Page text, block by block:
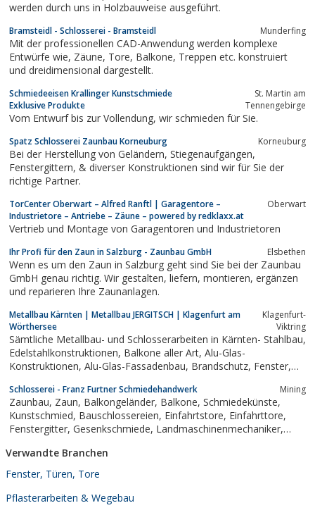
werden durch uns in Holzbauweise ausgeführt.
Bramsteidl - Schlosserei - Bramsteidl Munderfing
Mit der professionellen CAD-Anwendung werden komplexe
Entwürfe wie, Zäune, Tore, Balkone, Treppen etc. konstruiert
und dreidimensional dargestellt.
Schmiedeeisen Krallinger Kunstschmiede
Exklusive Produkte
St. Martin am
Tennengebirge
Vom Entwurf bis zur Vollendung, wir schmieden für Sie.
Spatz Schlosserei Zaunbau Korneuburg Korneuburg
Bei der Herstellung von Geländern, Stiegenaufgängen,
Fenstergittern, & diverser Konstruktionen sind wir für Sie der
richtige Partner.
TorCenter Oberwart – Alfred Ranftl | Garagentore –
Industrietore – Antriebe – Zäune – powered by redklaxx.at
Oberwart
Vertrieb und Montage von Garagentoren und Industrietoren
Ihr Profi für den Zaun in Salzburg - Zaunbau GmbH Elsbethen
Wenn es um den Zaun in Salzburg geht sind Sie bei der Zaunbau
GmbH genau richtig. Wir gestalten, liefern, montieren, ergänzen
und reparieren Ihre Zaunanlagen.
Metallbau Kärnten | Metallbau JERGITSCH | Klagenfurt am
Wörthersee
Klagenfurt-
Viktring
Sämtliche Metallbau- und Schlosserarbeiten in Kärnten- Stahlbau,
Edelstahlkonstruktionen, Balkone aller Art, Alu-Glas-
Konstruktionen, Alu-Glas-Fassadenbau, Brandschutz, Fenster,
Schiebetore, etc. von Metallbau Jergitsch aus Viktring in Kärnten
Schlosserei - Franz Furtner Schmiedehandwerk Mining
Zaunbau, Zaun, Balkongeländer, Balkone, Schmiedekünste,
Kunstschmied, Bauschlossereien, Einfahrtstore, Einfahrttore,
Fenstergitter, Gesenkschmiede, Landmaschinenmechaniker,
Schlosserarbeiten, Schlossereiarbeiten, Fenstergitter, FURTNER
FRANZ...
Verwandte Branchen
Fenster, Türen, Tore
Pflasterarbeiten & Wegebau